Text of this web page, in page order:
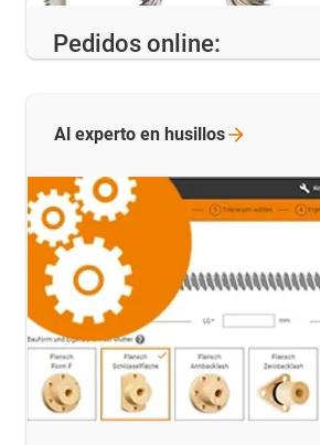
Pedidos online:
Al experto en husillos